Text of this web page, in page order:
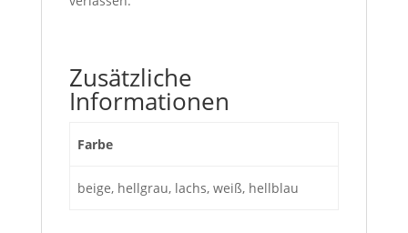
Zusätzliche
Informationen
Farbe
beige, hellgrau, lachs, weiß, hellblau